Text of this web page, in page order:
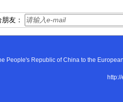
友：
People's Republic of China to the